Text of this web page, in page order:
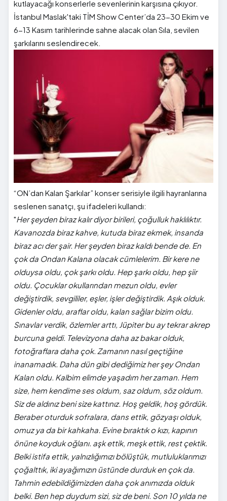
kutlayacağı konserlerle sevenlerinin karşısına çıkıyor.
İstanbul Maslak'taki TİM Show Center’da 23-30 Ekim ve
6-13 Kasım tarihlerinde sahne alacak olan Sıla, sevilen
şarkılarını seslendirecek.
“ON’dan Kalan Şarkılar” konser serisiyle ilgili hayranlarına
seslenen sanatçı, şu ifadeleri kullandı:
"Her şeyden biraz kalır diyor birileri, çoğulluk haklılıktır.
Kavanozda biraz kahve, kutuda biraz ekmek, insanda
biraz acı der şair. Her şeyden biraz kaldı bende de. En
çok da Ondan Kalana olacak cümlelerim. Bir kere ne
olduysa oldu, çok şarkı oldu. Hep şarkı oldu, hep şiir
oldu. Çocuklar okullarından mezun oldu, evler
değiştirdik, sevgililer, eşler, işler değiştirdik. Aşık olduk.
Gidenler oldu, araflar oldu, kalan sağlar bizim oldu.
Sınavlar verdik, özlemler arttı, Jüpiter bu ay tekrar akrep
burcuna geldi. Televizyona daha az bakar olduk,
fotoğraflara daha çok. Zamanın nasıl geçtiğine
inanamadık. Daha dün gibi dediğimiz her şey Ondan
Kalan oldu. Kalbim elimde yaşadım her zaman. Hem
size, hem kendime ses oldum, saz oldum, söz oldum.
Siz de aldınız beni size kattınız. Hoş geldik, hoş gördük.
Beraber oturduk sofralara, dans ettik, gözyaşı olduk,
omuz ya da bir kahkaha. Evine bıraktık o kızı, kapının
önüne koyduk oğlanı. aşk ettik, meşk ettik, rest çektik.
Belki istifa ettik, yalnızlığımızı bölüştük, mutluluklarımızı
çoğalttık, iki ayağımızın üstünde durduk en çok da.
Tahmin edebildiğimizden daha çok anımızda olduk
belki. Ben hep duydum sizi, siz de beni. Son 10 yılda ne